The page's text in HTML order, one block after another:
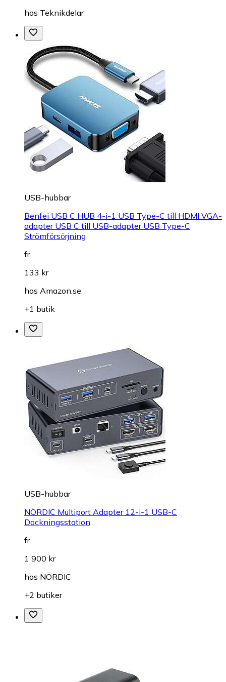
hos Teknikdelar
USB-hubbar
Benfei USB C HUB 4-i-1 USB Type-C till HDMI VGA-
adapter USB C till USB-adapter USB Type-C
Strömförsörjning
fr.
133 kr
hos Amazon.se
+1 butik
USB-hubbar
NÖRDIC Multiport Adapter 12-i-1 USB-C
Dockningsstation
fr.
1 900 kr
hos NÖRDIC
+2 butiker